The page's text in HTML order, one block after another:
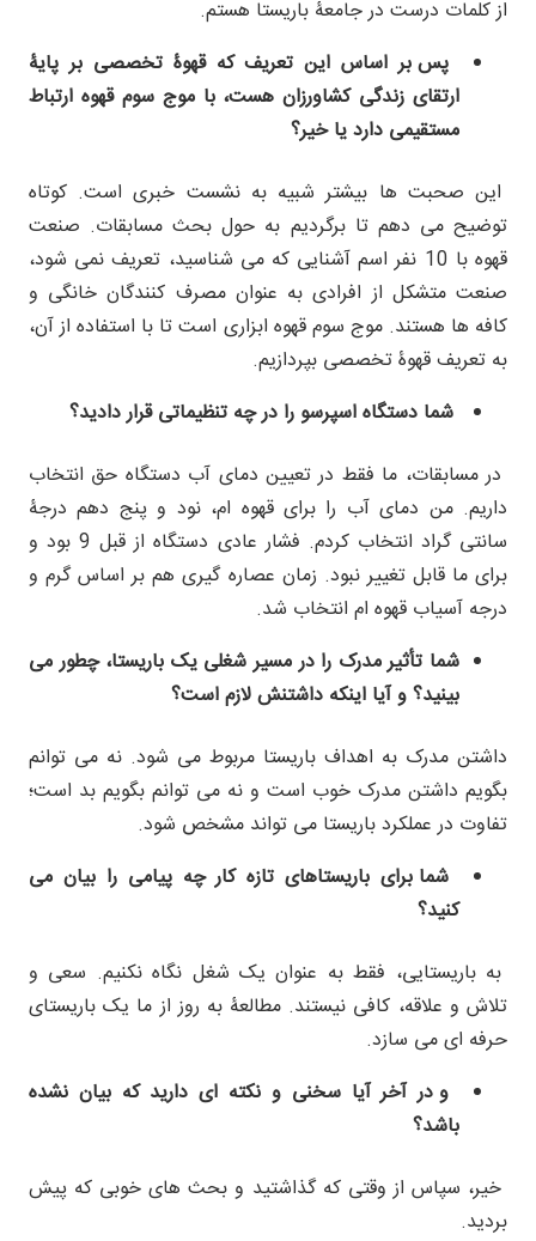
از کلمات درست در جامعۀ باریستا هستم.
پس بر اساس این تعریف که قهوۀ تخصصی بر پایۀ
ارتقای زندگی کشاورزان هست، با موج سوم قهوه ارتباط
مستقیمی دارد یا خیر؟
این صحبت ها بیشتر شبیه به نشست خبری است. کوتاه
توضیح می دهم تا برگردیم به حول بحث مسابقات. صنعت
قهوه با 10 نفر اسم آشنایی که می شناسید، تعریف نمی شود،
صنعت متشکل از افرادی به عنوان مصرف کنندگان خانگی و
کافه ها هستند. موج سوم قهوه ابزاری است تا با استفاده از آن،
به تعریف قهوۀ تخصصی بپردازیم.
شما دستگاه اسپرسو را در چه تنظیماتی قرار دادید؟
در مسابقات، ما فقط در تعیین دمای آب دستگاه حق انتخاب
داریم. من دمای آب را برای قهوه ام، نود و پنج دهم درجۀ
سانتی گراد انتخاب کردم. فشار عادی دستگاه از قبل 9 بود و
برای ما قابل تغییر نبود. زمان عصاره گیری هم بر اساس گرم و
درجه آسیاب قهوه ام انتخاب شد.
شما تأثیر مدرک را در مسیر شغلی یک باریستا، چطور می
بینید؟ و آیا اینکه داشتنش لازم است؟
داشتن مدرک به اهداف باریستا مربوط می شود. نه می توانم
بگویم داشتن مدرک خوب است و نه می توانم بگویم بد است؛
تفاوت در عملکرد باریستا می تواند مشخص شود.
شما برای باریستاهای تازه کار چه پیامی را بیان می
کنید؟
به باریستایی، فقط به عنوان یک شغل نگاه نکنیم. سعی و
تلاش و علاقه، کافی نیستند. مطالعۀ به روز از ما یک باریستای
حرفه ای می سازد.
و در آخر آیا سخنی و نکته ای دارید که بیان نشده
باشد؟
خیر، سپاس از وقتی که گذاشتید و بحث های خوبی که پیش
بردید.